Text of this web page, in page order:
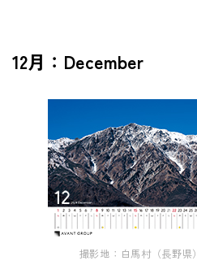
12月：December
撮影地：白馬村（長野県）